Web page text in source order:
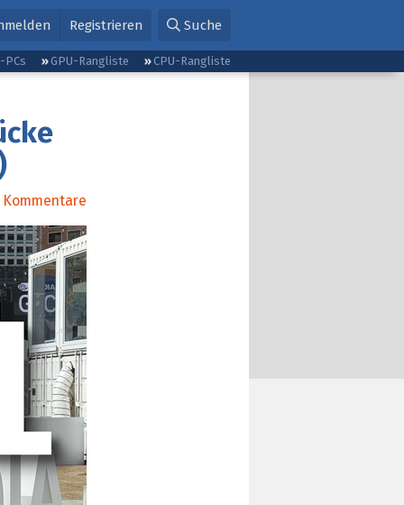
Registrieren Suche
PCs GPU-Rangliste CPU-Rangliste
Kommentare